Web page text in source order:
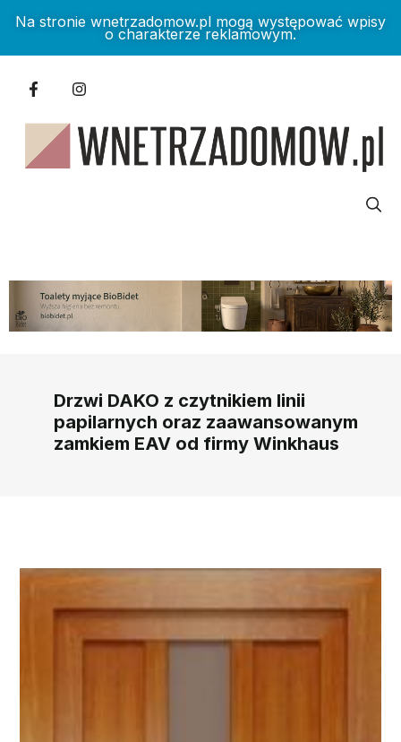
Na stronie wnetrzadomow.pl mogą występować wpisy
o charakterze reklamowym.
Drzwi DAKO z czytnikiem linii
papilarnych oraz zaawansowanym
zamkiem EAV od firmy Winkhaus